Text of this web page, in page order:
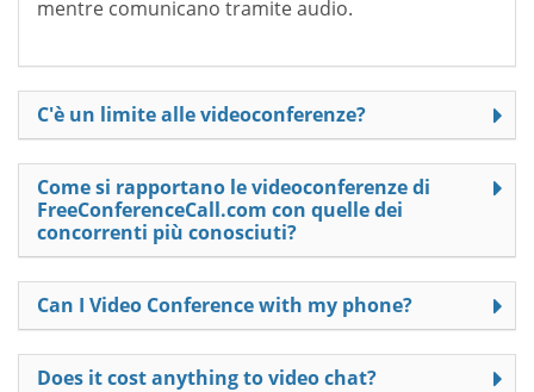
mentre comunicano tramite audio.
C'è un limite alle videoconferenze?
Come si rapportano le videoconferenze di
FreeConferenceCall.com con quelle dei
concorrenti più conosciuti?
Can I Video Conference with my phone?
Does it cost anything to video chat?